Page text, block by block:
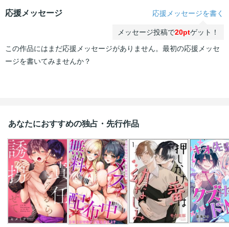
応援メッセージ 応援メッセージを書く
メッセージ投稿で20ptゲット！
この作品にはまだ応援メッセージがありません。最初の応援メッセ
ージを書いてみませんか？
あなたにおすすめの独占・先行作品